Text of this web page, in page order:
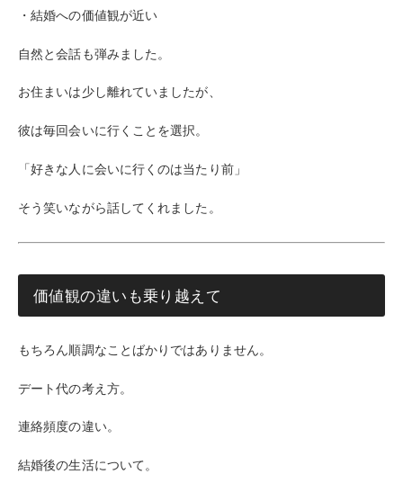
・結婚への価値観が近い
自然と会話も弾みました。
お住まいは少し離れていましたが、
彼は毎回会いに行くことを選択。
「好きな人に会いに行くのは当たり前」
そう笑いながら話してくれました。
価値観の違いも乗り越えて
もちろん順調なことばかりではありません。
デート代の考え方。
連絡頻度の違い。
結婚後の生活について。